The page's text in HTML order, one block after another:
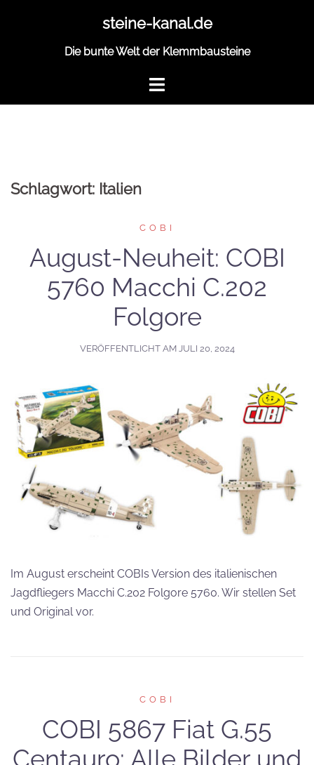
steine-kanal.de
Die bunte Welt der Klemmbausteine
Schlagwort: Italien
COBI
August-Neuheit: COBI
5760 Macchi C.202
Folgore
VERÖFFENTLICHT AM JULI 20, 2024
Im August erscheint COBIs Version des italienischen
Jagdfliegers Macchi C.202 Folgore 5760. Wir stellen Set
und Original vor.
COBI
COBI 5867 Fiat G.55
Centauro: Alle Bilder und